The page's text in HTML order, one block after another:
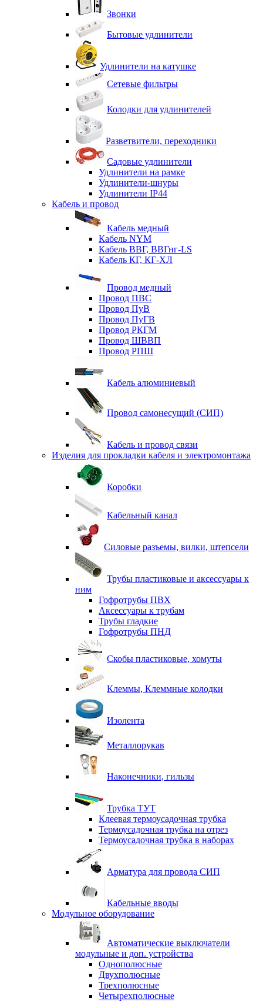
Звонки
Бытовые удлинители
Удлинители на катушке
Сетевые фильтры
Колодки для удлинителей
Разветвители, переходники
Садовые удлинители
Удлинители на рамке
Удлинители-шнуры
Удлинители IP44
Кабель и провод
Кабель медный
Кабель NYM
Кабель ВВГ, ВВГнг-LS
Кабель КГ, КГ-ХЛ
Провод медный
Провод ПВС
Провод ПуВ
Провод ПуГВ
Провод РКГМ
Провод ШВВП
Провод РПШ
Кабель алюминиевый
Провод самонесущий (СИП)
Кабель и провод связи
Изделия для прокладки кабеля и электромонтажа
Коробки
Кабельный канал
Силовые разъемы, вилки, штепсели
Трубы пластиковые и аксессуары к
ним
Гофротрубы ПВХ
Аксессуары к трубам
Трубы гладкие
Гофротрубы ПНД
Скобы пластиковые, хомуты
Клеммы, Клеммные колодки
Изолента
Металлорукав
Наконечники, гильзы
Трубка ТУТ
Клеевая термоусадочная трубка
Термоусадочная трубка на отрез
Термоусадочная трубка в наборах
Арматура для провода СИП
Кабельные вводы
Модульное оборудование
Автоматические выключатели
модульные и доп. устройства
Однополюсные
Двухполюсные
Трехполюсные
Четырехполюсные